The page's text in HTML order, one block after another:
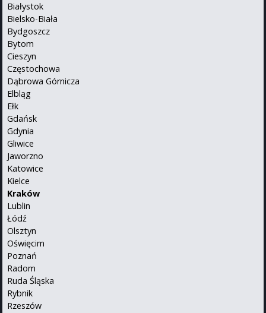
Białystok
Bielsko-Biała
Bydgoszcz
Bytom
Cieszyn
Częstochowa
Dąbrowa Górnicza
Elbląg
Ełk
Gdańsk
Gdynia
Gliwice
Jaworzno
Katowice
Kielce
Kraków
Lublin
Łódź
Olsztyn
Oświęcim
Poznań
Radom
Ruda Śląska
Rybnik
Rzeszów